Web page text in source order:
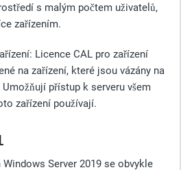
s malým počtem uživatelů,
zařízením.
: Licence CAL pro zařízení
na zařízení, které jsou vázány na
přístup k serveru všem
zařízení používají.
Server 2019 se obvykle